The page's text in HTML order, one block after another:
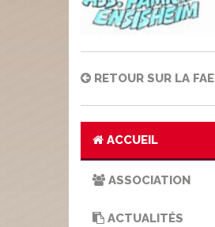
RETOUR SUR LA FAE
ACCUEIL
ASSOCIATION
ACTUALITÉS